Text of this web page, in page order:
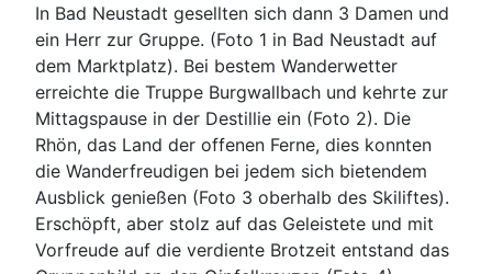
In Bad Neustadt gesellten sich dann 3 Damen und
ein Herr zur Gruppe. (Foto 1 in Bad Neustadt auf
dem Marktplatz). Bei bestem Wanderwetter
erreichte die Truppe Burgwallbach und kehrte zur
Mittagspause in der Destillie ein (Foto 2). Die
Rhön, das Land der offenen Ferne, dies konnten
die Wanderfreudigen bei jedem sich bietendem
Ausblick genießen (Foto 3 oberhalb des Skiliftes).
Erschöpft, aber stolz auf das Geleistete und mit
Vorfreude auf die verdiente Brotzeit entstand das